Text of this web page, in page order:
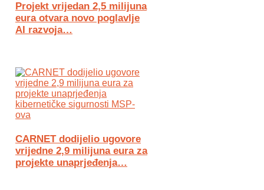
Projekt vrijedan 2,5 milijuna
eura otvara novo poglavlje
AI razvoja…
CARNET dodijelio ugovore
vrijedne 2,9 milijuna eura za
projekte unaprjeđenja…